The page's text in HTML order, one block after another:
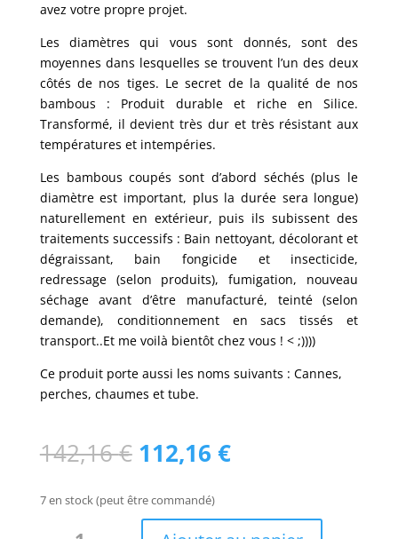
avez votre propre projet.
Les diamètres qui vous sont donnés, sont des
moyennes dans lesquelles se trouvent l’un des deux
côtés de nos tiges. Le secret de la qualité de nos
bambous : Produit durable et riche en Silice.
Transformé, il devient très dur et très résistant aux
températures et intempéries.
Les bambous coupés sont d’abord séchés (plus le
diamètre est important, plus la durée sera longue)
naturellement en extérieur, puis ils subissent des
traitements successifs : Bain nettoyant, décolorant et
dégraissant, bain fongicide et insecticide,
redressage (selon produits), fumigation, nouveau
séchage avant d’être manufacturé, teinté (selon
demande), conditionnement en sacs tissés et
transport..Et me voilà bientôt chez vous ! < ;))))
Ce produit porte aussi les noms suivants : Cannes,
perches, chaumes et tube.
142,16€ Le
prix
initial
était :
112,16 €Le
prix
est :
7 en stock (peut être commandé)